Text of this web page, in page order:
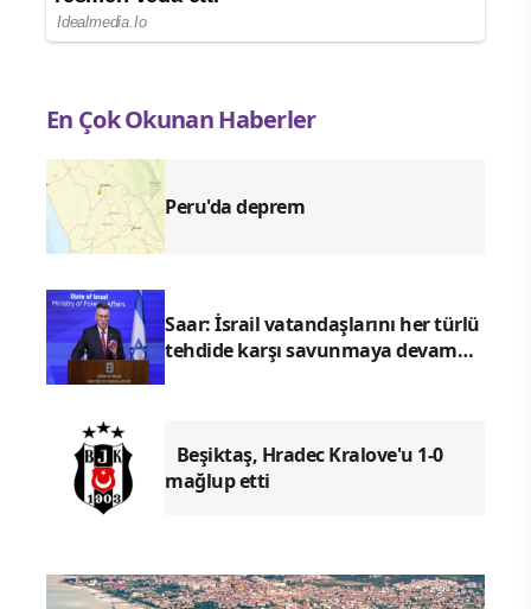
En Çok Okunan Haberler
Peru'da deprem
Saar: İsrail vatandaşlarını her türlü
tehdide karşı savunmaya devam
Beşiktaş, Hradec Kralove'u 1-0
mağlup etti